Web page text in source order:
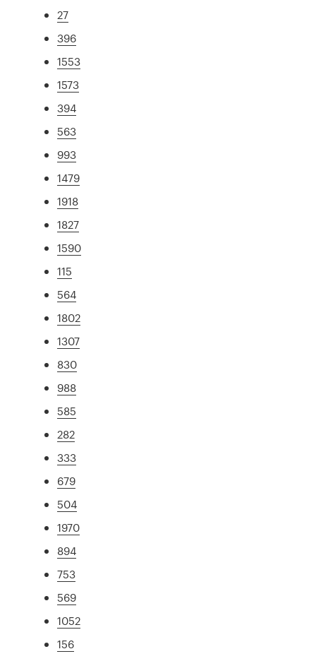
27
396
1553
1573
394
563
993
1479
1918
1827
1590
115
564
1802
1307
830
988
585
282
333
679
504
1970
894
753
569
1052
156